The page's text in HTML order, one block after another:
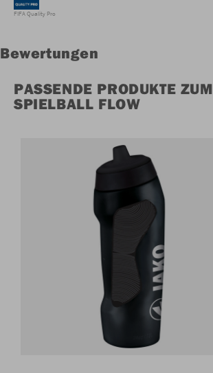
FIFA Quality Pro
Bewertungen
PASSENDE PRODUKTE ZUM
SPIELBALL FLOW